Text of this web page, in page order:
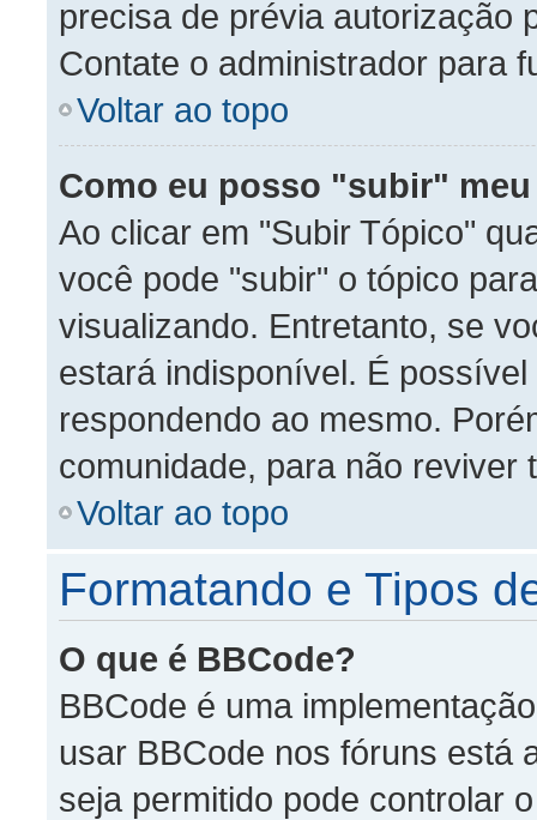
precisa de prévia autorização
Contate o administrador para
Voltar ao topo
Como eu posso "subir"
Ao clicar em "Subir Tópico"
você pode "subir" o tópico
visualizando. Entretanto, se
estará indisponível. É
respondendo ao mesmo.
comunidade, para não reviver
Voltar ao topo
Formatando e Tipos
O que é BBCode?
BBCode é uma
usar BBCode nos fóruns está
seja permitido pode controlar